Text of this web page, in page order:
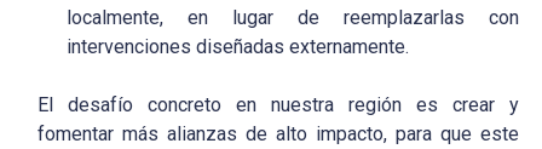
localmente, en lugar de reemplazarlas con
intervenciones diseñadas externamente.
El desafío concreto en nuestra región es crear y
fomentar más alianzas de alto impacto, para que este